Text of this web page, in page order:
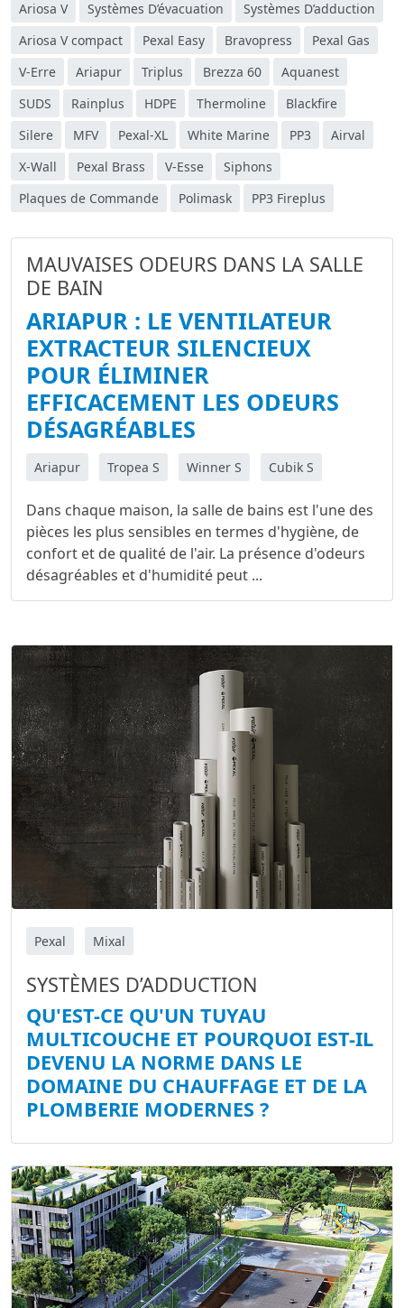
Ariosa V Systèmes D’évacuation
Systèmes D’adduction
Ariosa V compact
Pexal Easy Bravopress
Pexal Gas
V-Erre
Ariapur Triplus Brezza 60
Aquanest
SUDS
Rainplus HDPE Thermoline
Blackfire
Silere
MFV Pexal-XL White Marine PP3
Airval
X-Wall
Pexal Brass V-Esse
Siphons
Plaques de Commande
Polimask PP3 Fireplus
MAUVAISES ODEURS DANS LA SALLE
DE BAIN
ARIAPUR : LE VENTILATEUR
EXTRACTEUR SILENCIEUX
POUR ÉLIMINER
EFFICACEMENT LES ODEURS
DÉSAGRÉABLES
Ariapur Tropea S Winner S Cubik S
Dans chaque maison, la salle de bains est l'une des
pièces les plus sensibles en termes d'hygiène, de
confort et de qualité de l'air. La présence d'odeurs
désagréables et d'humidité peut ...
Pexal Mixal
SYSTÈMES D’ADDUCTION
QU'EST-CE QU'UN TUYAU
MULTICOUCHE ET POURQUOI EST-IL
DEVENU LA NORME DANS LE
DOMAINE DU CHAUFFAGE ET DE LA
PLOMBERIE MODERNES ?